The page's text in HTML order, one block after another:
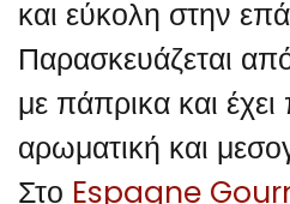
και εύκολη στην
Παρασκευάζεται
με πάπρικα και
αρωματική και
Στο Espagne